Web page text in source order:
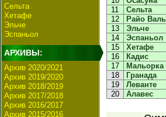
Сельта
Хетафе
Эльче
Эспаньол
АРХИВЫ:
Архив 2020/2021
Архив 2019/2020
Архив 2018/2019
Архив 2017/2018
Архив 2016/2017
Архив 2015/2016
11
Сельта
12
Райо
13
Эльче
14
Эспаньол
15
Хетафе
16
Кадис
17
Мальорка
18
Гранада
19
Леванте
20
Алавес